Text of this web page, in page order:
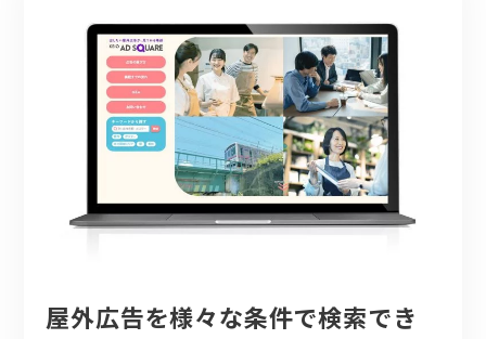
屋外広告を様々な条件で検索でき